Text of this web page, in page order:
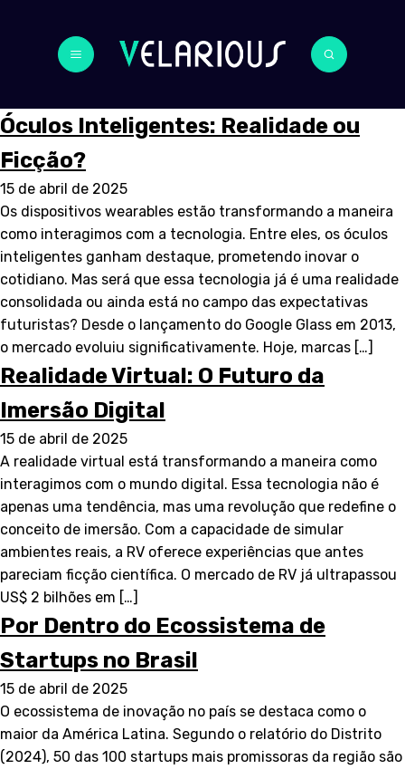
Óculos Inteligentes: Realidade ou
Ficção?
15 de abril de 2025
Os dispositivos wearables estão transformando a maneira
como interagimos com a tecnologia. Entre eles, os óculos
inteligentes ganham destaque, prometendo inovar o
cotidiano. Mas será que essa tecnologia já é uma realidade
consolidada ou ainda está no campo das expectativas
futuristas? Desde o lançamento do Google Glass em 2013,
o mercado evoluiu significativamente. Hoje, marcas […]
Realidade Virtual: O Futuro da
Imersão Digital
15 de abril de 2025
A realidade virtual está transformando a maneira como
interagimos com o mundo digital. Essa tecnologia não é
apenas uma tendência, mas uma revolução que redefine o
conceito de imersão. Com a capacidade de simular
ambientes reais, a RV oferece experiências que antes
pareciam ficção científica. O mercado de RV já ultrapassou
US$ 2 bilhões em […]
Por Dentro do Ecossistema de
Startups no Brasil
15 de abril de 2025
O ecossistema de inovação no país se destaca como o
maior da América Latina. Segundo o relatório do Distrito
(2024), 50 das 100 startups mais promissoras da região são